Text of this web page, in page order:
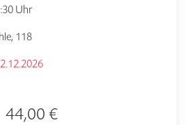
Uhr
118
44,00 €